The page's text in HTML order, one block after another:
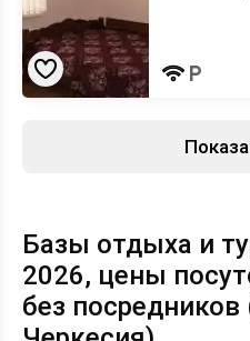
Базы отдыха и
2026, цены
без посредников